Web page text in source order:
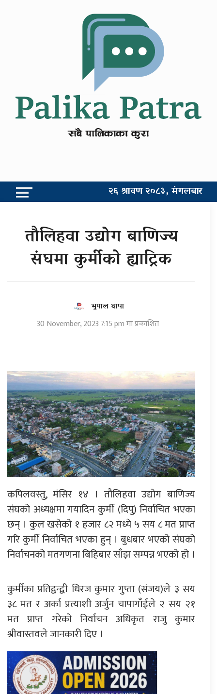
२६ श्रावण २०८३, मंगलबार
तौलिहवा उद्योग बाणिज्य
संघमा कुर्मीको ह्याट्रिक
भुपाल थापा
30 November, 2023 7:15 pm मा प्रकाशित
कपिलवस्तु, मंसिर १४ । तौलिहवा उद्योग बाणिज्य
संघको अध्यक्षमा गयादिन कुर्मी (दिपु) निर्वाचित भएका
छन् । कुल खसेको १ हजार ८२ मध्ये ५ सय ८ मत प्राप्त
गरि कुर्मी निर्वाचित भएका हुन् । बुधबार भएको संघको
निर्वाचनको मतगणना बिहिबार साँझ सम्पन्न भएको हो ।
कुर्मीका प्रतिद्वन्द्वी धिरज कुमार गुप्ता (संजय)ले ३ सय
३८ मत र अर्का प्रत्याशी अर्जुन चापागाँईले २ सय २१
मत प्राप्त गरेको निर्वाचन अधिकृत राजु कुमार
श्रीवास्तवले जानकारी दिए ।